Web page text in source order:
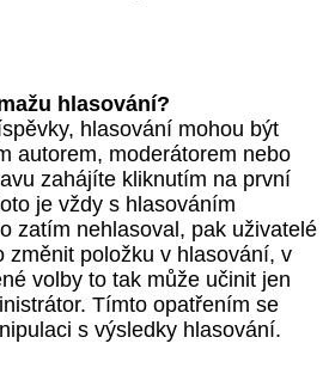
hlasování?
hlasování mohou být
autorem, moderátorem nebo
zahájíte kliknutím na první
je vždy s hlasováním
zatím nehlasoval, pak uživatelé
změnit položku v hlasování, v
volby to tak může učinit jen
Tímto opatřením se
s výsledky hlasování.